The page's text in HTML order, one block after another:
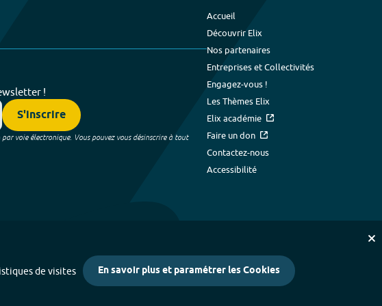
!
S'inscrire
voie électronique. Vous pouvez vous désinscrire à tout
Accueil
Découvrir Elix
Nos partenaires
Entreprises et Collectivités
Engagez-vous !
Les Thèmes Elix
Elix académie
Faire un don
Contactez-nous
Accessibilité
de visites En savoir plus et paramétrer les Cookies